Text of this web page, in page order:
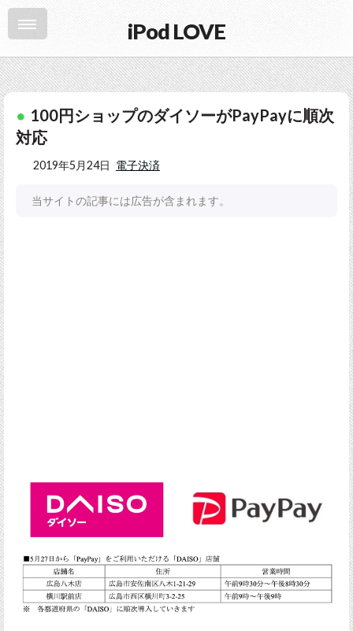
iPod LOVE
100円ショップのダイソーがPayPayに順次
対応
2019年5月24日 電子決済
当サイトの記事には広告が含まれます。